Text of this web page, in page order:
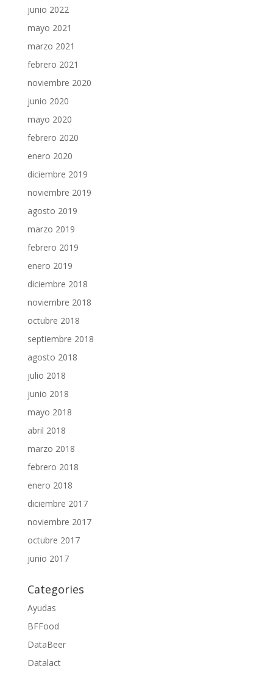
junio 2022
mayo 2021
marzo 2021
febrero 2021
noviembre 2020
junio 2020
mayo 2020
febrero 2020
enero 2020
diciembre 2019
noviembre 2019
agosto 2019
marzo 2019
febrero 2019
enero 2019
diciembre 2018
noviembre 2018
octubre 2018
septiembre 2018
agosto 2018
julio 2018
junio 2018
mayo 2018
abril 2018
marzo 2018
febrero 2018
enero 2018
diciembre 2017
noviembre 2017
octubre 2017
junio 2017
Categories
Ayudas
BFFood
DataBeer
Datalact